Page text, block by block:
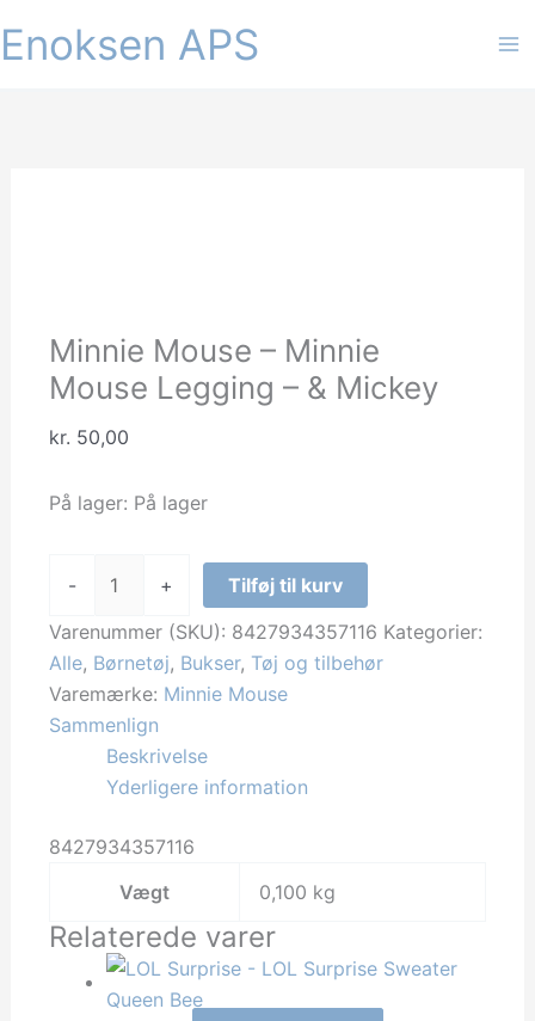
til
Enoksen APS
Minnie Mouse – Minnie
Mouse Legging – & Mickey
kr. 50,00
På lager: På lager
-
-
Minnie
Mouse
Legging
antal
+
Tilføj til kurv
Varenummer (SKU): 8427934357116 Kategorier:
Alle, Børnetøj, Bukser, Tøj og tilbehør
Varemærke: Minnie Mouse
Sammenlign
Beskrivelse
Yderligere information
8427934357116
Vægt
0,100 kg
Relaterede varer